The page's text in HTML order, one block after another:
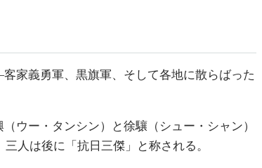
家義勇軍、黒旗軍、そして各地に散らばった
ウー・タンシン）と徐驤（シュー・シャン）
人は後に「抗日三傑」と称される。